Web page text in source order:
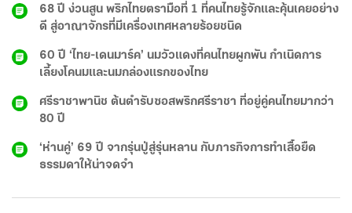
68 ปี ง่วนสูน พริกไทยตรามือที่ 1 ที่คนไทยรู้จักและคุ้นเคยอย่าง
ดี สู่อาณาจักรที่มีเครื่องเทศหลายร้อยชนิด
60 ปี ‘ไทย-เดนมาร์ค’ นมวัวแดงที่คนไทยผูกพัน กำเนิดการ
เลี้ยงโคนมและนมกล่องแรกของไทย
ศรีราชาพานิช ต้นตำรับซอสพริกศรีราชา ที่อยู่คู่คนไทยมากว่า
80 ปี
‘ห่านคู่’ 69 ปี จากรุ่นปู่สู่รุ่นหลาน กับภารกิจการทำเสื้อยืด
ธรรมดาให้น่าจดจำ